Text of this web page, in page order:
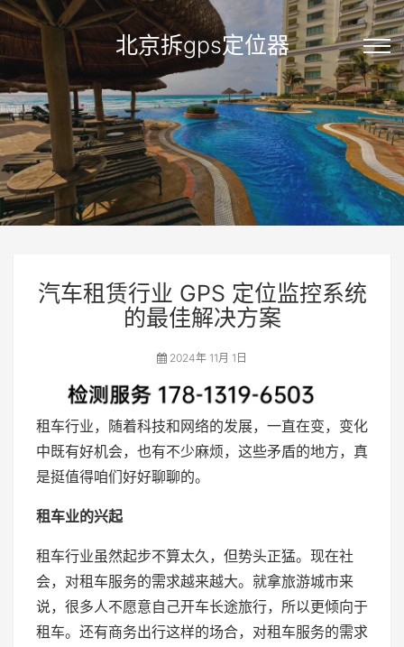
北京拆gps定位器
汽车租赁行业 GPS 定位监控系统
的最佳解决方案
2024年 11月 1日
租车行业，随着科技和网络的发展，一直在变，变化
中既有好机会，也有不少麻烦，这些矛盾的地方，真
是挺值得咱们好好聊聊的。
租车业的兴起
租车行业虽然起步不算太久，但势头正猛。现在社
会，对租车服务的需求越来越大。就拿旅游城市来
说，很多人不愿意自己开车长途旅行，所以更倾向于
租车。还有商务出行这样的场合，对租车服务的需求